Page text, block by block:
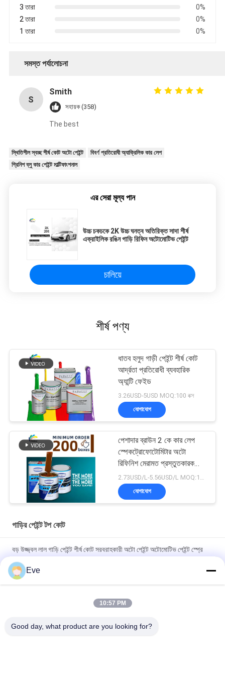
3 তারা
0%
2 তারা
0%
1 তারা
0%
সমস্ত পর্যালোচনা
S
Smith
সহায়ক (358)
The best
স্থিতিশীল স্বচ্ছ শীর্ষ কোট অটো পেইন্ট
বিবর্ণ প্রতিরোধী অ্যাক্রিলিক কার লেপ
গ্রিনিশ ব্লু কার পেইন্ট মাল্টিফাংশনাল
এর সেরা মূল্য পান
উচ্চ চকচকে 2K উচ্চ ঘনত্ব অতিরিক্ত সাদা শীর্ষ
এক্রাইলিক রঙিন গাড়ি রিফিন অটোমোটিভ পেইন্ট
চালিয়ে
শীর্ষ পণ্য
ধাতব হলুদ গাড়ী পেইন্ট শীর্ষ কোট
আর্দ্রতা প্রতিরোধী ব্যবহারিক
অ্যান্টি ফেইড
3.26USD-5USD MOQ:100 বক্স
যোগাযোগ
পেশাদার ব্রাউন 2 কে কার লেপ
স্পেকট্রোফোটোমিটার অটো
রিফিনিশ মেরামত প্রস্তুতকারক
অটোমোবাইল গাড়ি পেইন্টিং
যোগাযোগ
গাড়ির পেইন্ট টপ কোট
বড় উজ্জ্বল লাল গাড়ি পেইন্ট শীর্ষ কোট সরবরাহকারী অটো পেইন্ট অটোমোটিভ পেইন্ট স্প্রে
পেইন্ট
অবিষাক্ত তাপ-প্রতিরোধী উজ্জ্বল লাল গাড়ির পেইন্ট, বিবর্ণতা প্রতিরোধী শীর্ষ স্তর,
স্বয়ংচালিত রিফিনিশ পেইন্ট
Eve
10:57 PM
Good day, what product are you looking for?